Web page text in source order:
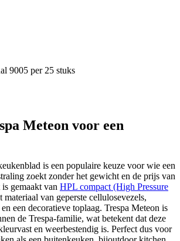
9005 per 25 stuks
Meteon voor een
is een populaire keuze voor wie een
zoekt zonder het gewicht en de prijs van
gemaakt van HPL compact (High Pressure
materiaal van geperste cellulosevezels,
een decoratieve toplaag. Trespa Meteon is
de Trespa-familie, wat betekent dat deze
en weerbestendig is. Perfect dus voor